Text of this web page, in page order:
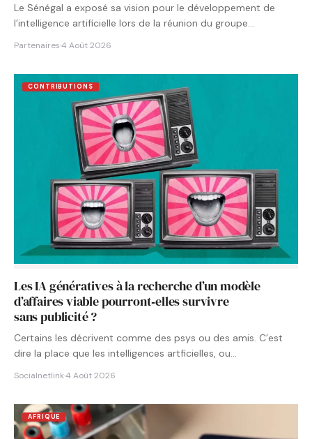
Le Sénégal a exposé sa vision pour le développement de
l’intelligence artificielle lors de la réunion du groupe…
Partenaires·4 Août 2026
CONTRIBUTIONS
Les IA génératives à la recherche d’un modèle
d’affaires viable pourront‑elles survivre
sans publicité ?
Certains les décrivent comme des psys ou des amis. C’est
dire la place que les intelligences artficielles, ou…
Socialnetlink·4 Août 2026
AFRIQUE